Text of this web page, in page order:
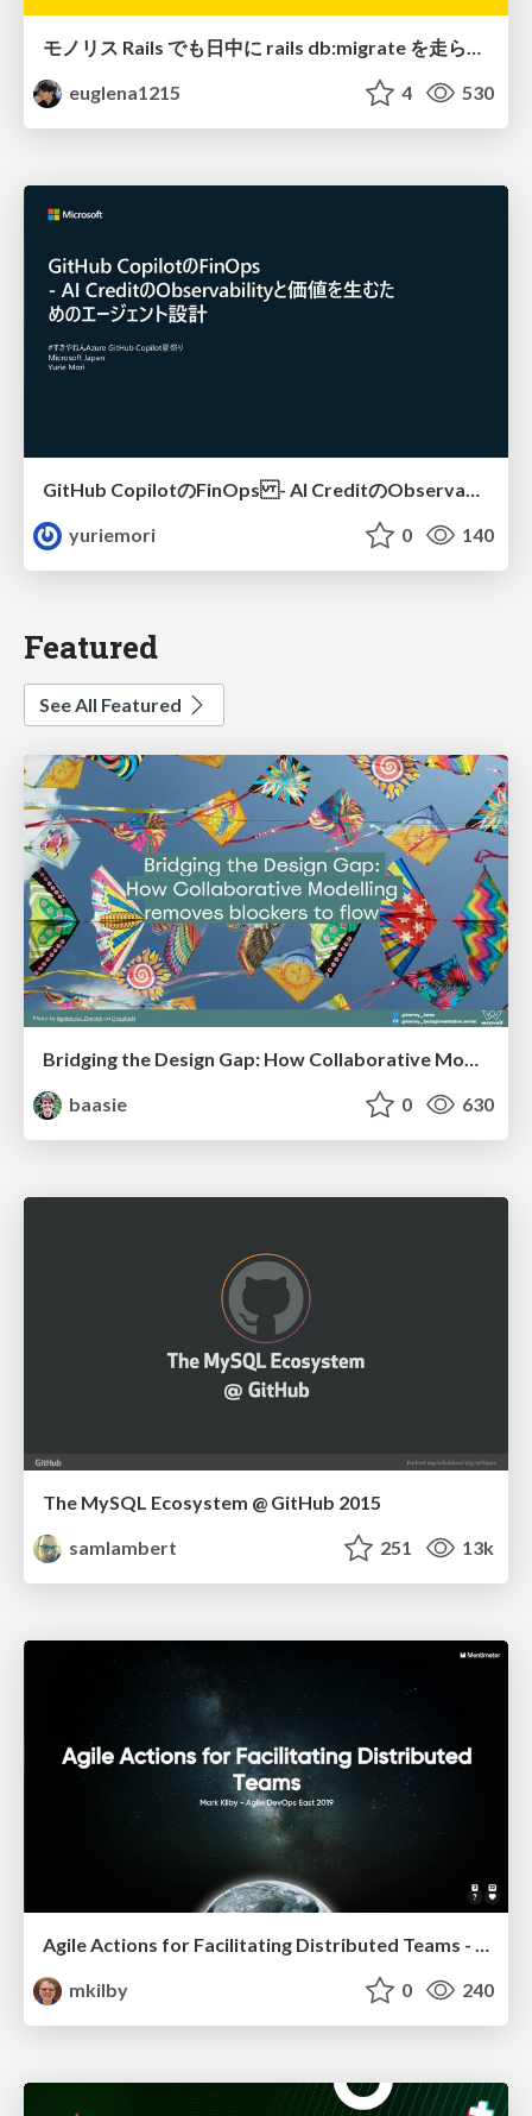
euglena1215
4 530
GitHub CopilotのFinOps - AI CreditのObservabilityと価値を生むためのエージェント設計
yuriemori
0 140
Featured
See All Featured
Bridging the Design Gap: How Collaborative Modelling removes blockers to flow between stakeholders and teams @FastFlow conf
baasie
0 630
The MySQL Ecosystem @ GitHub 2015
samlambert
251 13k
Agile Actions for Facilitating Distributed Teams - ADO2019
mkilby
0 240